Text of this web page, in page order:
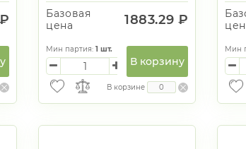
Базовая
цена
1883.29 ₽
Мин партия:1 шт.
В корзину
В корзине
Мин